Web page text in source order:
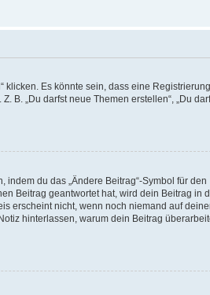
klicken. Es könnte sein, dass eine Registrierung
B. „Du darfst neue Themen erstellen“, „Du
du das „Ändere Beitrag“-Symbol für den
Beitrag geantwortet hat, wird dein Beitrag in
erscheint nicht, wenn noch niemand auf
hinterlassen, warum dein Beitrag